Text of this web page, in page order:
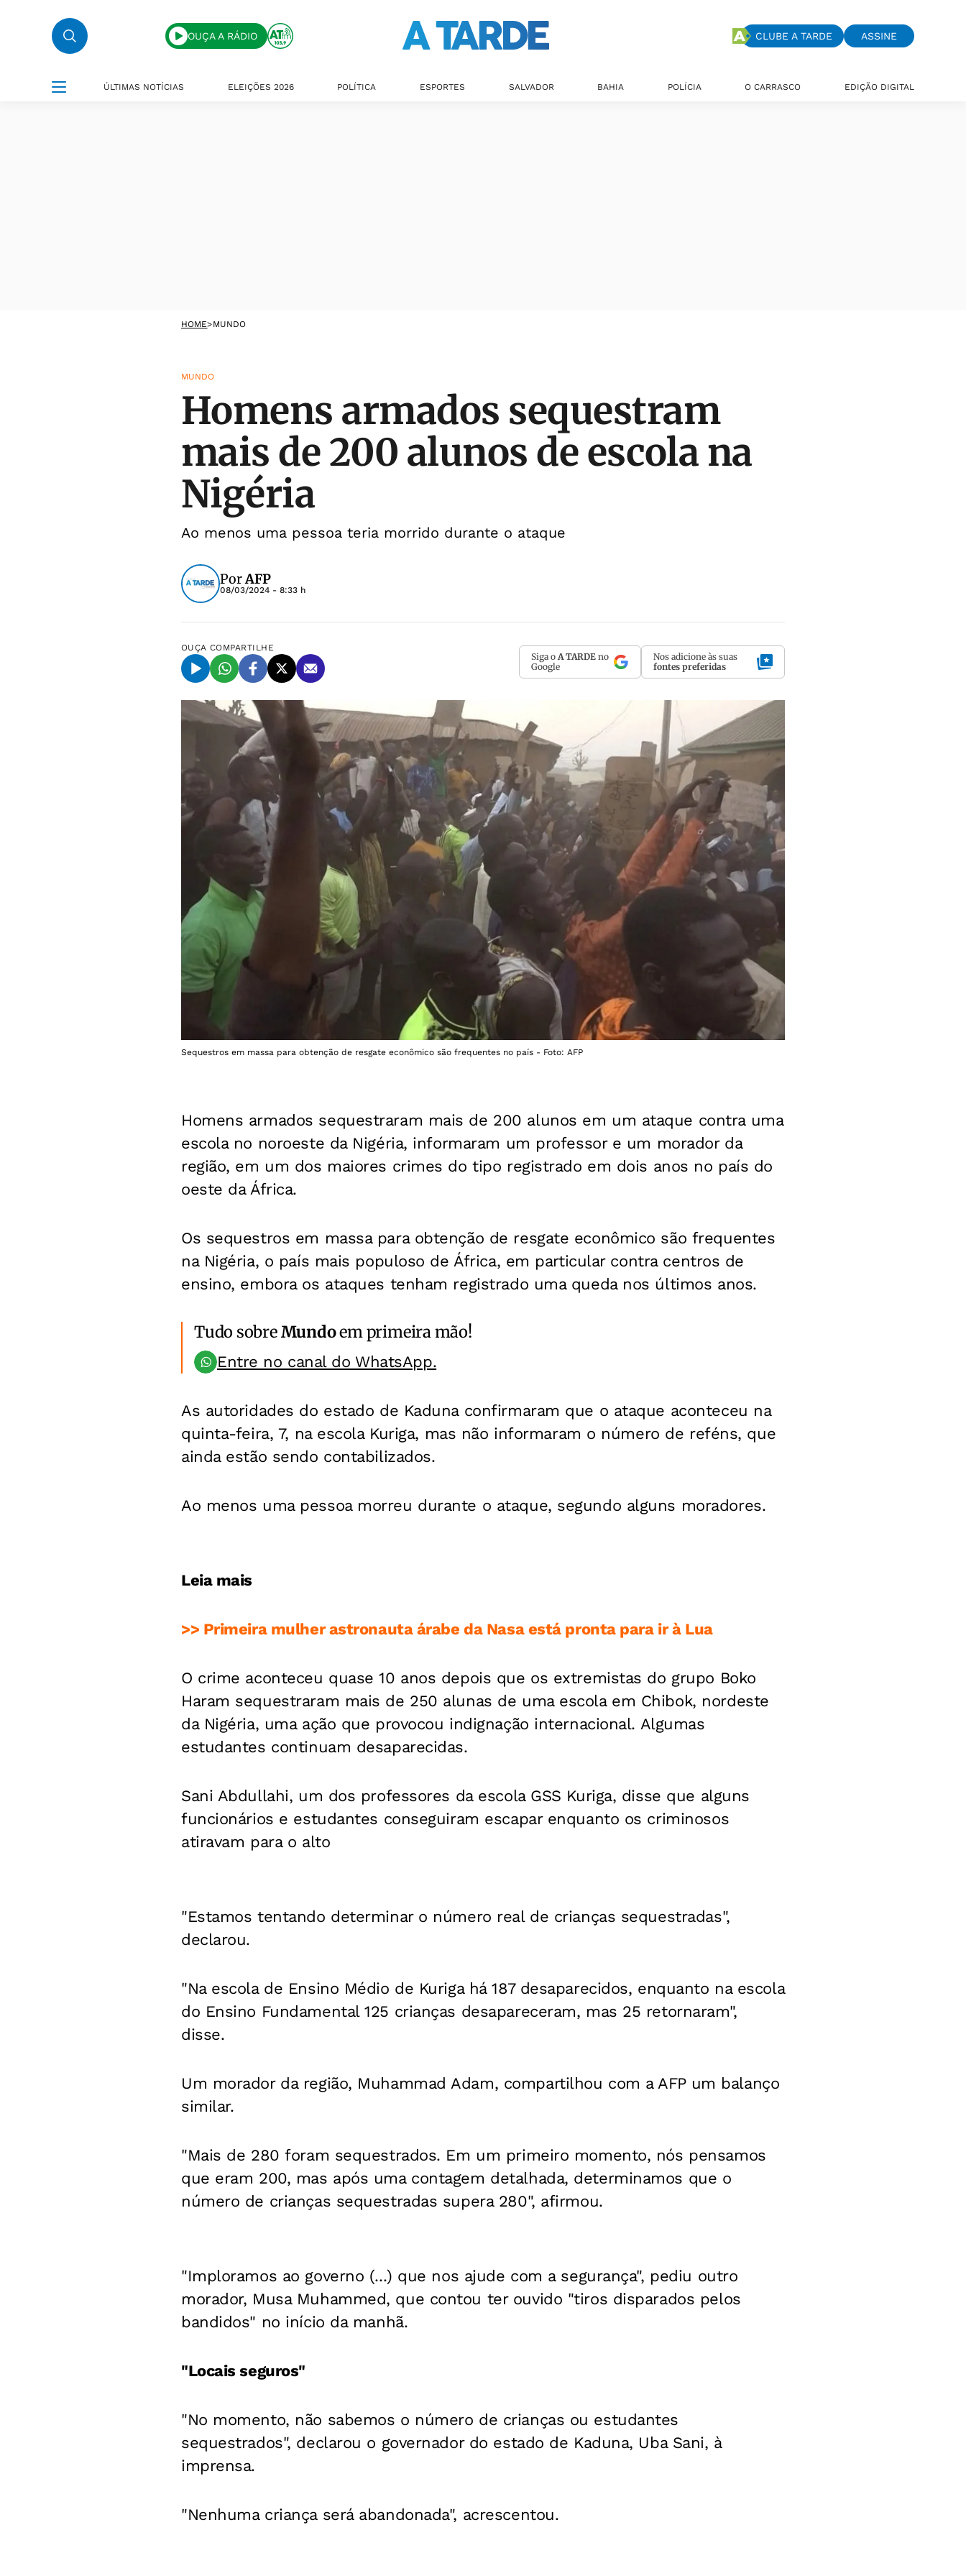
OUÇA A RÁDIO CLUBE A TARDE ASSINE
ÚLTIMAS NOTÍCIAS ELEIÇÕES 2026 POLÍTICA ESPORTES SALVADOR BAHIA POLÍCIA O CARRASCO EDIÇÃO DIGITAL
HOME>MUNDO
MUNDO
Homens armados sequestram
mais de 200 alunos de escola na
Nigéria
Ao menos uma pessoa teria morrido durante o ataque
PorAFP
08/03/2024 - 8:33 h
OUÇA COMPARTILHE
Siga o A TARDE no
Google
Nos adicione às suas
fontes preferidas
Sequestros em massa para obtenção de resgate econômico são frequentes no país - Foto: AFP
Homens armados sequestraram mais de 200 alunos em um ataque contra uma
escola no noroeste da Nigéria, informaram um professor e um morador da
região, em um dos maiores crimes do tipo registrado em dois anos no país do
oeste da África.
Os sequestros em massa para obtenção de resgate econômico são frequentes
na Nigéria, o país mais populoso de África, em particular contra centros de
ensino, embora os ataques tenham registrado uma queda nos últimos anos.
Tudo sobreMundoem primeira mão!
Entre no canal do WhatsApp.
As autoridades do estado de Kaduna confirmaram que o ataque aconteceu na
quinta-feira, 7, na escola Kuriga, mas não informaram o número de reféns, que
ainda estão sendo contabilizados.
Ao menos uma pessoa morreu durante o ataque, segundo alguns moradores.
Leia mais
>> Primeira mulher astronauta árabe da Nasa está pronta para ir à Lua
O crime aconteceu quase 10 anos depois que os extremistas do grupo Boko
Haram sequestraram mais de 250 alunas de uma escola em Chibok, nordeste
da Nigéria, uma ação que provocou indignação internacional. Algumas
estudantes continuam desaparecidas.
Sani Abdullahi, um dos professores da escola GSS Kuriga, disse que alguns
funcionários e estudantes conseguiram escapar enquanto os criminosos
atiravam para o alto
"Estamos tentando determinar o número real de crianças sequestradas",
declarou.
"Na escola de Ensino Médio de Kuriga há 187 desaparecidos, enquanto na escola
do Ensino Fundamental 125 crianças desapareceram, mas 25 retornaram",
disse.
Um morador da região, Muhammad Adam, compartilhou com a AFP um balanço
similar.
"Mais de 280 foram sequestrados. Em um primeiro momento, nós pensamos
que eram 200, mas após uma contagem detalhada, determinamos que o
número de crianças sequestradas supera 280", afirmou.
"Imploramos ao governo (...) que nos ajude com a segurança", pediu outro
morador, Musa Muhammed, que contou ter ouvido "tiros disparados pelos
bandidos" no início da manhã.
"Locais seguros"
"No momento, não sabemos o número de crianças ou estudantes
sequestrados", declarou o governador do estado de Kaduna, Uba Sani, à
imprensa.
"Nenhuma criança será abandonada", acrescentou.